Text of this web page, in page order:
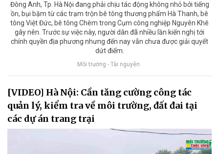
Đông Anh, Tp. Hà Nội đang phải chịu tác động không nhỏ bởi tiếng
ồn, bụi bặm từ các trạm trộn bê tông thương phẩm Hà Thanh, bê
tông Việt Đức, bê tông Chèm trong Cụm công nghiệp Nguyên Khê
gây nên. Trước sự việc này, người dân đã nhiều lần kiến nghị tới
chính quyền địa phương nhưng đến nay vẫn chưa được giải quyết
dứt điểm.
Môi trường - Tài nguyên
[VIDEO] Hà Nội: Cần tăng cường công tác
quản lý, kiểm tra về môi trường, đất đai tại
các dự án trang trại